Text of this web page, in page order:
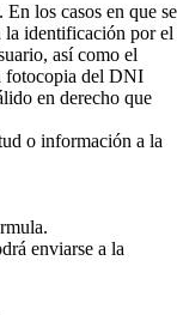
los casos en que se
la identificación por el
así como el
fotocopia del DNI
en derecho que
o información a la
enviarse a la